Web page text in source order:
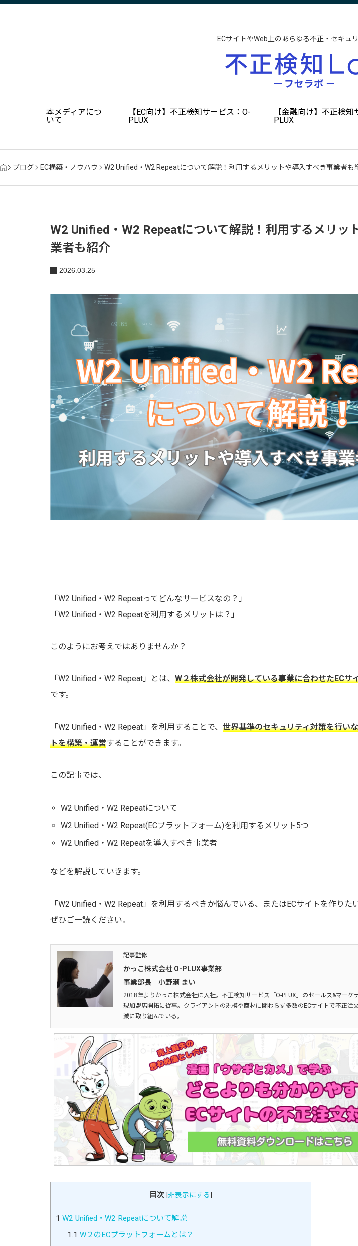
ECサイトやWeb上のあらゆる不正・セキュ
本メディアにつ
いて
【EC向け】不正検知サービス：O-
PLUX
【金融向け】不正検知
PLUX
ブログ EC構築・ノウハウ W2 Unified・W2 Repeatについて解説！利用するメリットや導入すべき事業者も
W2 Unified・W2 Repeatについて解説！利用するメリッ
業者も紹介
2026.03.25
「W2 Unified・W2 Repeatってどんなサービスなの？」
「W2 Unified・W2 Repeatを利用するメリットは？」
このようにお考えではありませんか？
「W2 Unified・W2 Repeat」とは、 W２株式会社が開発している事業に合わせたECサ
です。
「W2 Unified・W2 Repeat」を利用することで、 世界基準のセキュリティ対策を行い
トを構築・運営することができます。
この記事では、
W2 Unified・W2 Repeatについて
W2 Unified・W2 Repeat(ECプラットフォーム)を利用するメリット5つ
W2 Unified・W2 Repeatを導入すべき事業者
などを解説していきます。
「W2 Unified・W2 Repeat」を利用するべきか悩んでいる、またはECサイトを作りた
ぜひご一読ください。
記事監修
かっこ株式会社 O-PLUX事業部
事業部長 小野瀬 まい
2018年よりかっこ株式会社に入社。不正検知サービス「O-PLUX」のセールス&マーケ
規加盟店開拓に従事。クライアントの規模や商材に関わらず多数のECサイトで不正注
滅に取り組んでいる。
目次 [非表示にする]
1 W2 Unified・W2 Repeatについて解説
1.1 W２のECプラットフォームとは？